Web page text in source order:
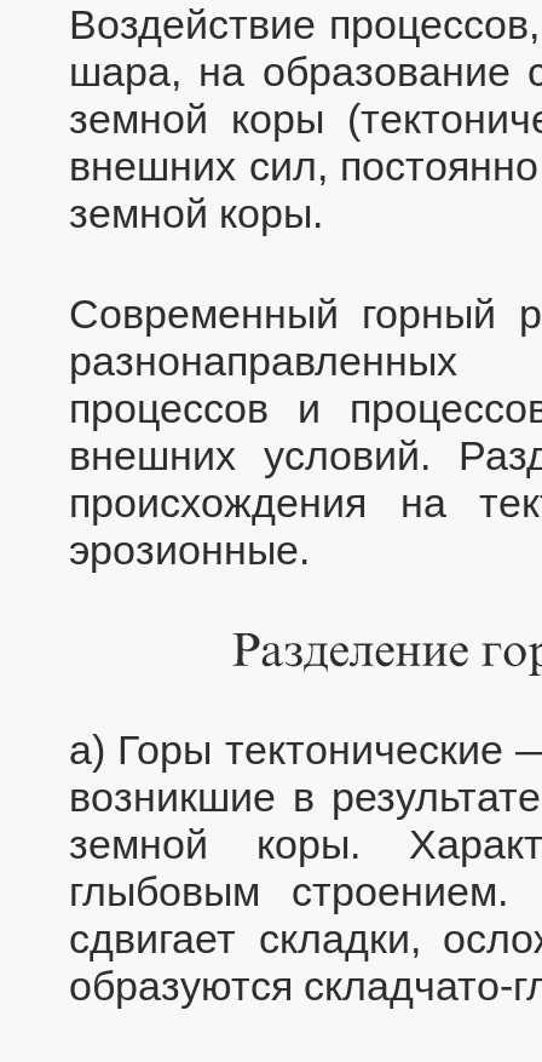
Воздействие
шара, на образование
земной коры
внешних сил,
земной коры.
Современный горный
разнонаправленных
процессов и
внешних условий.
происхождения на
эрозионные.
а) Горы тектонические
возникшие в
земной коры.
глыбовым
сдвигает складки,
образуются складчато-